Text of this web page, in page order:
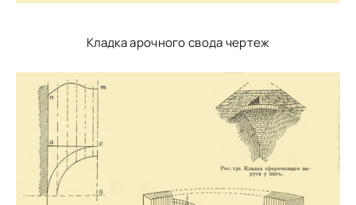
Кладка арочного свода чертеж